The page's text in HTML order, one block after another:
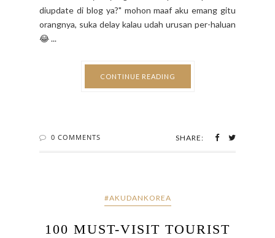
diupdate di blog ya?" mohon maaf aku emang gitu
orangnya, suka delay kalau udah urusan per-haluan
😂 ...
CONTINUE READING
0 COMMENTS SHARE:
#AKUDANKOREA
100 MUST-VISIT TOURIST